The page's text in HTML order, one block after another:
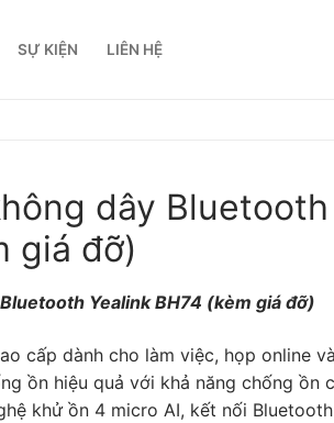
SỰ KIỆN LIÊN HỆ
dây
giá đỡ)
Yealink BH74 (kèm giá đỡ)
cấp dành cho làm việc, họp online
ồn hiệu quả với khả năng chống ồn
khử ồn 4 micro AI, kết nối